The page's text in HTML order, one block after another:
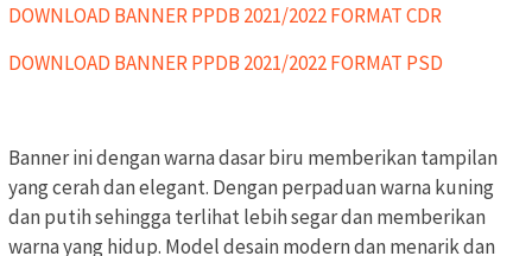
DOWNLOAD BANNER PPDB 2021/2022 FORMAT CDR
DOWNLOAD BANNER PPDB 2021/2022 FORMAT PSD
Banner ini dengan warna dasar biru memberikan tampilan
yang cerah dan elegant. Dengan perpaduan warna kuning
dan putih sehingga terlihat lebih segar dan memberikan
warna yang hidup. Model desain modern dan menarik dan